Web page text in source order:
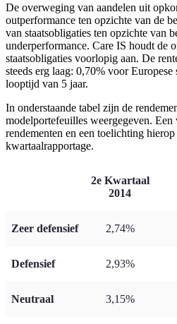
De overweging van aandelen uit
outperformance ten opzichte van de
van staatsobligaties ten opzichte van
underperformance. Care IS houdt de
staatsobligaties voorlopig aan. De
steeds erg laag: 0,70% voor Europese
looptijd van 5 jaar.
In onderstaande tabel zijn de
modelportefeuilles weergegeven.
rendementen en een toelichting
kwartaalrapportage.
2e Kwartaal
2014
Zeer defensief 2,74%
Defensief 2,93%
Neutraal 3,15%